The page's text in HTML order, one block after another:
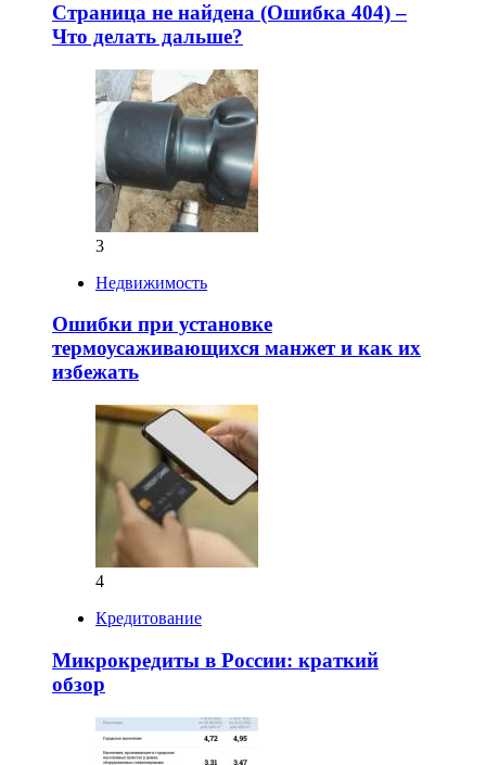
Страница не найдена (Ошибка 404) –
Что делать дальше?
3
Недвижимость
Ошибки при установке
термоусаживающихся манжет и как их
избежать
4
Кредитование
Микрокредиты в России: краткий
обзор